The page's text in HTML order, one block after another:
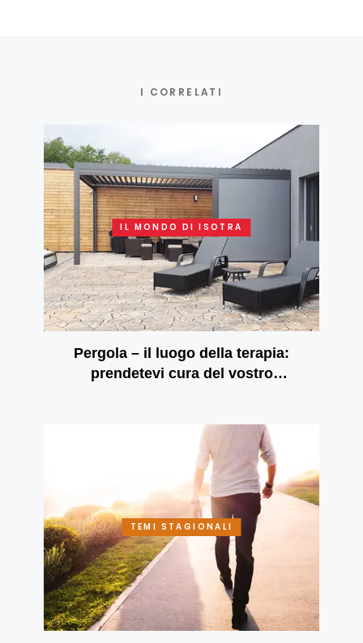
I CORRELATI
IL MONDO DI ISOTRA
Pergola – il luogo della terapia:
prendetevi cura del vostro
TEMI STAGIONALI